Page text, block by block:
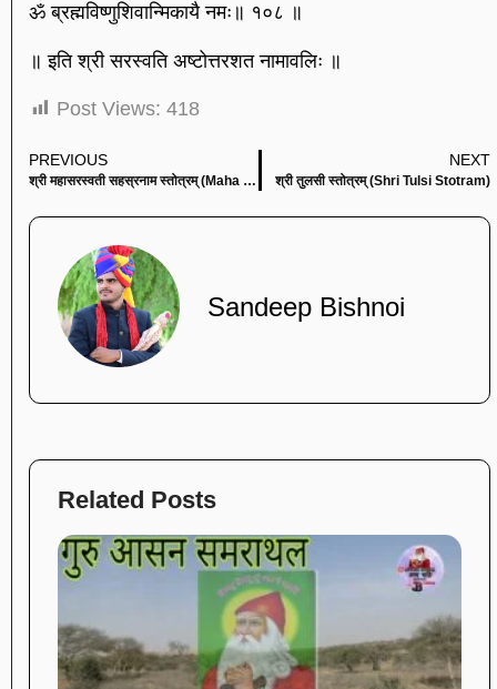
ॐ ब्रह्मविष्णुशिवान्मिकायै नमः॥ १०८ ॥
॥ इति श्री सरस्वति अष्टोत्तरशत नामावलिः ॥
Post Views: 418
PREVIOUS
श्री महासरस्वती सहस्रनाम स्तोत्रम् (Maha Sarasvati Sahastra Stotram)
NEXT
श्री तुलसी स्तोत्रम्‌ (Shri Tulsi Stotram)
Sandeep Bishnoi
Related Posts